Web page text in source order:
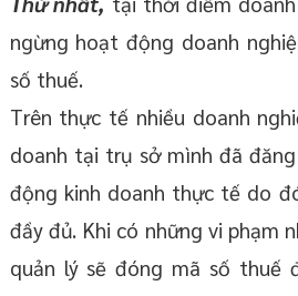
ngừng hoạt động doanh
số thuế.
Trên thực tế nhiều doanh
doanh tại trụ sở mình đã
động kinh doanh thực tế do
đầy đủ. Khi có những vi phạm
quản lý sẽ đóng mã số thuế